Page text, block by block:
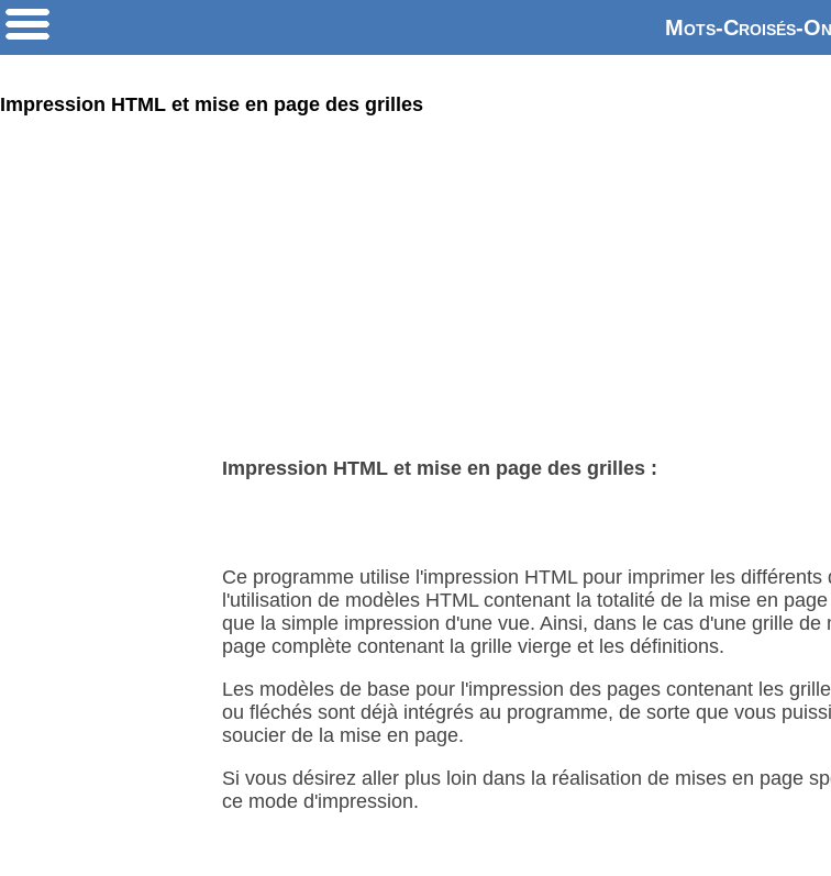
Mots-Croisés-
Impression HTML et mise en page des grilles
Impression HTML et mise en page des grilles :
Ce programme utilise l'impression HTML pour imprimer les
l'utilisation de modèles HTML contenant la totalité de la mise en
que la simple impression d'une vue. Ainsi, dans le cas d'une grille
page complète contenant la grille vierge et les définitions.
Les modèles de base pour l'impression des pages contenant les
ou fléchés sont déjà intégrés au programme, de sorte que vous
soucier de la mise en page.
Si vous désirez aller plus loin dans la réalisation de mises en page
ce mode d'impression.